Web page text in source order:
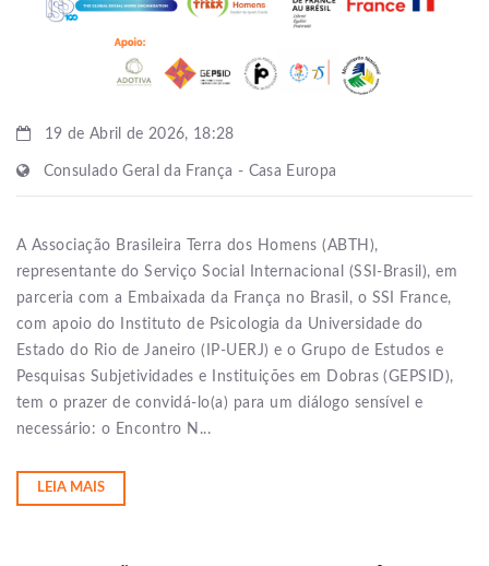
19 de Abril de 2026, 18:28
Consulado Geral da França - Casa Europa
A Associação Brasileira Terra dos Homens (ABTH),
representante do Serviço Social Internacional (SSI-Brasil), em
parceria com a Embaixada da França no Brasil, o SSI France,
com apoio do Instituto de Psicologia da Universidade do
Estado do Rio de Janeiro (IP-UERJ) e o Grupo de Estudos e
Pesquisas Subjetividades e Instituições em Dobras (GEPSID),
tem o prazer de convidá-lo(a) para um diálogo sensível e
necessário: o Encontro N...
LEIA MAIS